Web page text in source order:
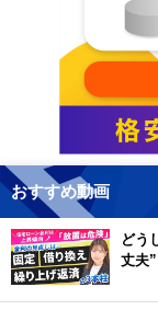
おすすめ動画
どう
丈夫